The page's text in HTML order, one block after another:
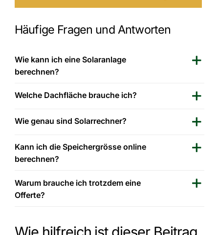
Häufige Fragen und Antworten
Wie kann ich eine Solaranlage
berechnen?
Welche Dachfläche brauche ich?
Wie genau sind Solarrechner?
Kann ich die Speichergrösse online
berechnen?
Warum brauche ich trotzdem eine
Offerte?